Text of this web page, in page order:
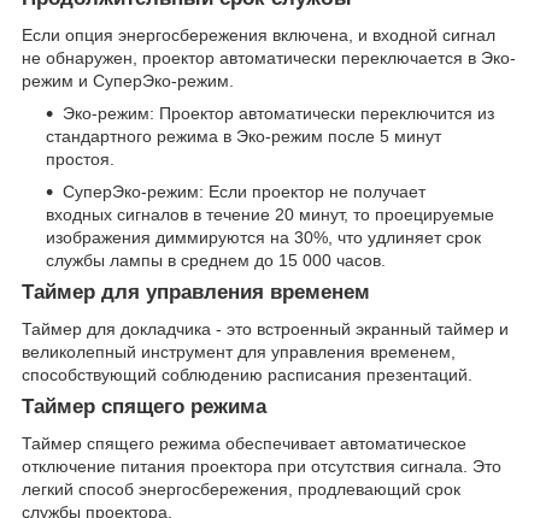
Если опция энергосбережения включена, и входной сигнал
не обнаружен, проектор автоматически переключается в Эко-
режим и СуперЭко-режим.
Эко-режим: Проектор автоматически переключится из
стандартного режима в Эко-режим после 5 минут
простоя.
СуперЭко-режим: Если проектор не получает
входных сигналов в течение 20 минут, то проецируемые
изображения диммируются на 30%, что удлиняет срок
службы лампы в среднем до 15 000 часов.
Таймер для управления временем
Таймер для докладчика - это встроенный экранный таймер и
великолепный инструмент для управления временем,
способствующий соблюдению расписания презентаций.
Таймер спящего режима
Таймер спящего режима обеспечивает автоматическое
отключение питания проектора при отсутствия сигнала. Это
легкий способ энергосбережения, продлевающий срок
службы проектора.